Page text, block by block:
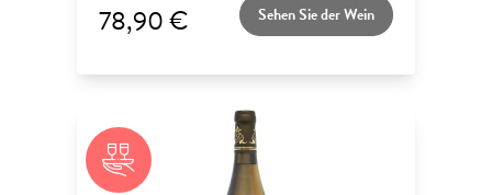
78,90 € Sehen Sie der Wein